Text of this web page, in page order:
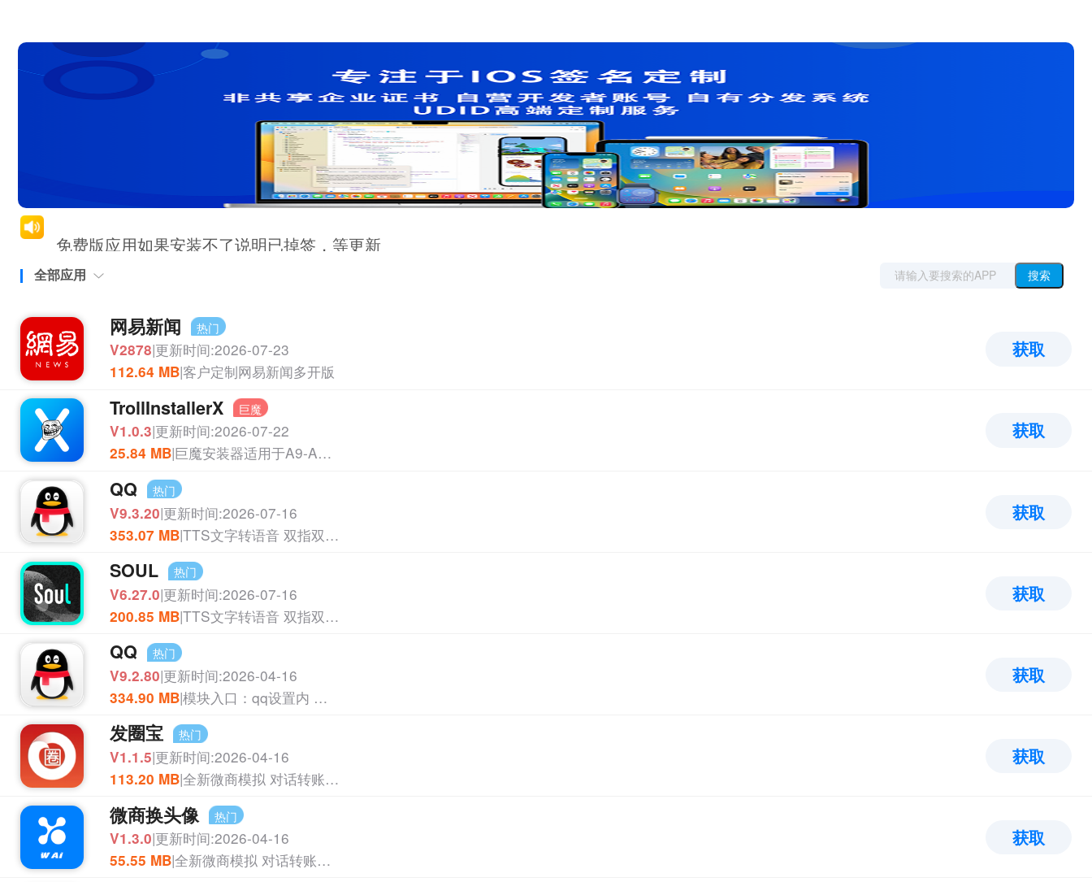
强烈推荐购买证书，稳定！到期时间内掉签秒补。
受大环境影响证书价格会经常波动，请理解
欢迎使用一天定制应用中心，禁止任何违法APP签名
全部应用 搜索
网易新闻
热门
APP
V2878|更新时间:2026-07-23
112.64 MB|客户定制网易新闻多开版
获取
TrollInstallerX 巨魔
V1.0.3|更新时间:2026-07-22
25.84 MB|巨魔安装器适用于A9-A16,ios14-16.7部分设备
获取
QQ
热门
APP
V9.3.20|更新时间:2026-07-16
353.07 MB|TTS文字转语音 双指双击屏幕两下，呼出菜单，有问题联系客服！
获取
SOUL
热门
APP
V6.27.0|更新时间:2026-07-16
200.85 MB|TTS文字转语音 双指双击屏幕两下，呼出菜单，解锁广场私聊送礼物限制,消息防撤回,无水印下载照片视频,去除所有广告
获取
QQ
热门
APP
V9.2.80|更新时间:2026-04-16
334.90 MB|模块入口：qq设置内 新增修改机型，新增语音包，新增闪照，语音包支持更多格式 支持批量导入 优化界面
获取
发圈宝
热门
APP
V1.1.5|更新时间:2026-04-16
113.20 MB|全新微商模拟 对话转账软件 八大功能 小支 小微发圈素材
获取
微商换头像
热门
APP
V1.3.0|更新时间:2026-04-16
55.55 MB|全新微商模拟 对话转账软件 小支 小微
获取